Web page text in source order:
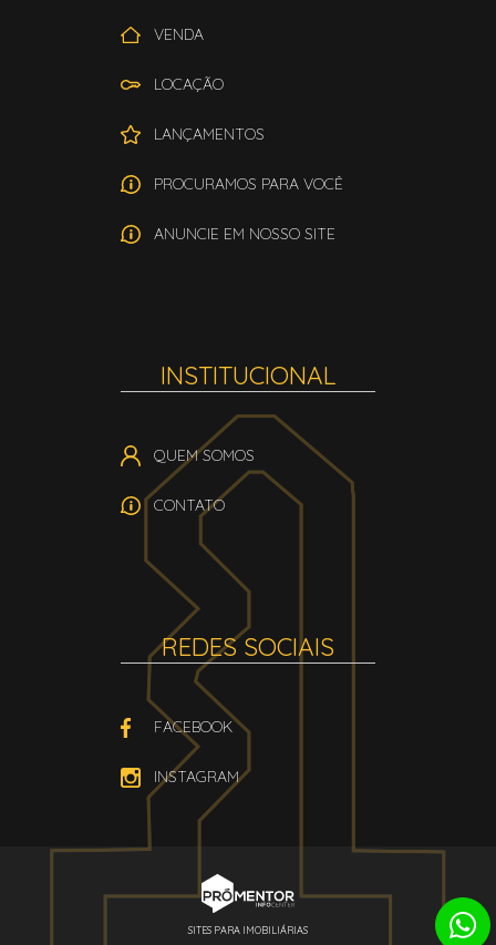
VENDA
LOCAÇÃO
LANÇAMENTOS
PROCURAMOS PARA VOCÊ
ANUNCIE EM NOSSO SITE
INSTITUCIONAL
QUEM SOMOS
CONTATO
REDES SOCIAIS
FACEBOOK
INSTAGRAM
SITES PARA IMOBILIÁRIAS